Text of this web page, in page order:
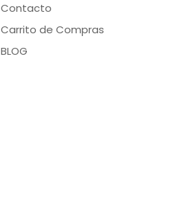
Contacto
Carrito de Compras
BLOG